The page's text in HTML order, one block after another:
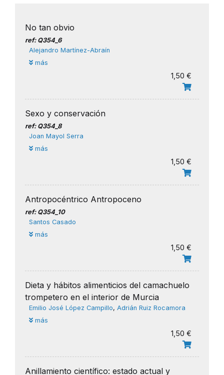
No tan obvio
ref: Q354_6
Alejandro Martínez-Abraín
más
1,50 €
Sexo y conservación
ref: Q354_8
Joan Mayol Serra
más
1,50 €
Antropocéntrico Antropoceno
ref: Q354_10
Santos Casado
más
1,50 €
Dieta y hábitos alimenticios del camachuelo
trompetero en el interior de Murcia
Emilio José López Campillo, Adrián Ruiz Rocamora
más
1,50 €
Anillamiento científico: estado actual y